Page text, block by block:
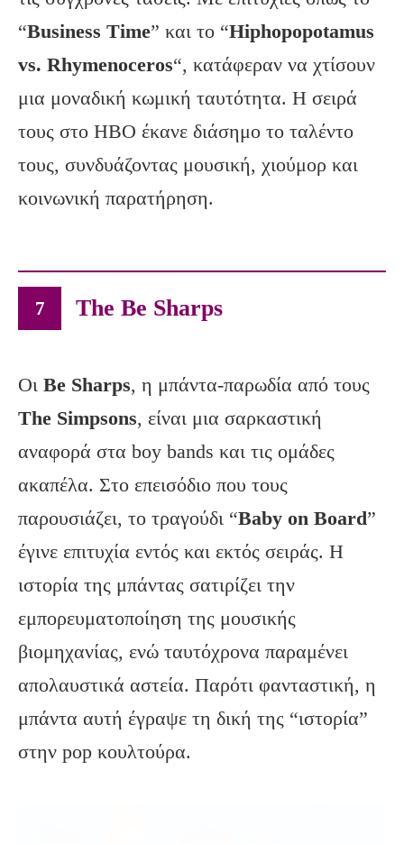
“Business Time” και το “Hiphopopotamus
vs. Rhymenoceros“, κατάφεραν να χτίσουν
μια μοναδική κωμική ταυτότητα. Η σειρά
τους στο HBO έκανε διάσημο το ταλέντο
τους, συνδυάζοντας μουσική, χιούμορ και
κοινωνική παρατήρηση.
7 The Be Sharps
Οι Be Sharps, η μπάντα-παρωδία από τους
The Simpsons, είναι μια σαρκαστική
αναφορά στα boy bands και τις ομάδες
ακαπέλα. Στο επεισόδιο που τους
παρουσιάζει, το τραγούδι “Baby on Board”
έγινε επιτυχία εντός και εκτός σειράς. Η
ιστορία της μπάντας σατιρίζει την
εμπορευματοποίηση της μουσικής
βιομηχανίας, ενώ ταυτόχρονα παραμένει
απολαυστικά αστεία. Παρότι φανταστική, η
μπάντα αυτή έγραψε τη δική της “ιστορία”
στην pop κουλτούρα.